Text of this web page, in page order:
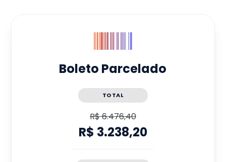
Boleto Parcelado
TOTAL
R$ 6.476,40
R$ 3.238,20